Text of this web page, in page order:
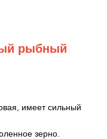
рыбный
имеет сильный
зерно.